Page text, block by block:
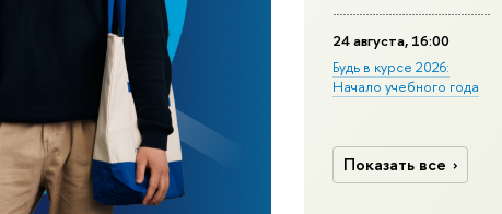
24 августа, 16:00
Будь в курсе 2026:
Начало учебного года
Показать все